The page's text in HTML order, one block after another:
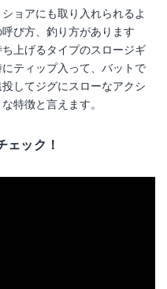
ョアにも取り入れられるよ
び方、釣り方があります
上げるタイプのスロージギ
ティップ入って、バットで
してジグにスローなアクシ
特徴と言えます。
ェック！